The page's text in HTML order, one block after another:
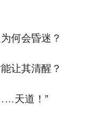
何会昏迷？
让其清醒？
天道！”